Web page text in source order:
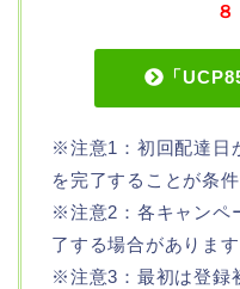
「
※注意1：初回配達日
を完了することが条件
※注意2：各キャンペ
了する場合があります
※注意3：最初は登録